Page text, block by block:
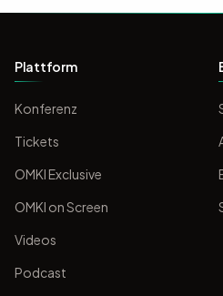
Plattform
Konferenz
Tickets
OMKI Exclusive
OMKI on Screen
Videos
Podcast